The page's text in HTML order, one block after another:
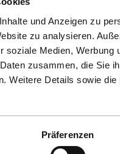
und Anzeigen zu
zu analysieren.
soziale Medien,
zusammen, die Sie
Weitere Details sowie
Präferenzen
die normal mit
höchstens etwa
wenn dieser
nicht notwendigen